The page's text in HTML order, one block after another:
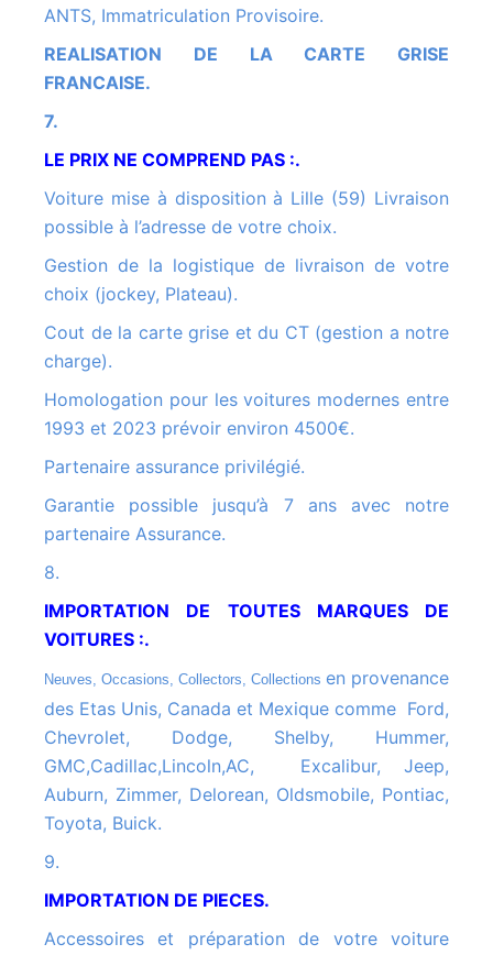
ANTS, Immatriculation Provisoire.
REALISATION DE LA CARTE GRISE
FRANCAISE.
7.
LE PRIX NE COMPREND PAS :.
Voiture mise à disposition à Lille (59) Livraison
possible à l’adresse de votre choix.
Gestion de la logistique de livraison de votre
choix (jockey, Plateau).
Cout de la carte grise et du CT (gestion a notre
charge).
Homologation pour les voitures modernes entre
1993 et 2023 prévoir environ 4500€.
Partenaire assurance privilégié.
Garantie possible jusqu’à 7 ans avec notre
partenaire Assurance.
8.
IMPORTATION DE TOUTES MARQUES DE
VOITURES :.
Neuves, Occasions, Collectors, Collections en provenance
des Etas Unis, Canada et Mexique comme Ford,
Chevrolet, Dodge, Shelby, Hummer,
GMC,Cadillac,Lincoln,AC, Excalibur, Jeep,
Auburn, Zimmer, Delorean, Oldsmobile, Pontiac,
Toyota, Buick.
9.
IMPORTATION DE PIECES.
Accessoires et préparation de votre voiture